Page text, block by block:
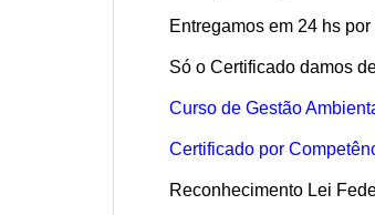
Entregamos em 24 hs por
Só o Certificado damos
Curso de Gestão
Certificado por
Reconhecimento Lei